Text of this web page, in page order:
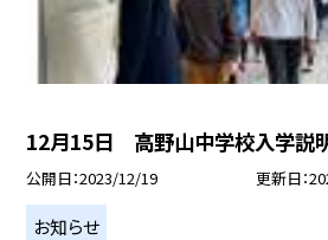
12月15日 高野山中学校入学説
公開日 2023/12/19 更新日
お知らせ